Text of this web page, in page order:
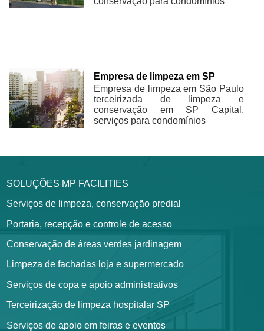
Empresa de limpeza em SP
Empresa de limpeza em São Paulo
terceirizada de limpeza e
conservação em SP Capital,
serviços para condomínios
SOLUÇÕES MP FACILITIES
Serviços de limpeza, conservação predial
Portaria, recepção e controle de acesso
Conservação de áreas verdes jardinagem
Limpeza de fachadas loja e supermercado
Serviços de copa e apoio administrativos
Terceirização de limpeza hospitalar SP
Serviços de apoio em feiras e eventos